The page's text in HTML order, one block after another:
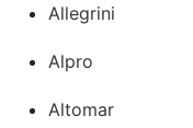
Allegrini
Alpro
Altomar